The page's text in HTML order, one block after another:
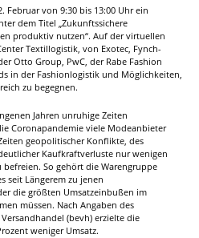
Februar von 9:30 bis 13:00 Uhr ein
dem Titel „Zukunftssichere
produktiv nutzen“. Auf der virtuellen
Textillogistik, von Exotec, Fynch-
Otto Group, PwC, der Rabe Fashion
in der Fashionlogistik und Möglichkeiten,
zu begegnen.
Jahren unruhige Zeiten
Coronapandemie viele Modeanbieter
geopolitischer Konflikte, des
Kaufkraftverluste nur wenigen
befreien. So gehört die Warengruppe
seit Längerem zu jenen
die größten Umsatzeinbußen im
müssen. Nach Angaben des
(bevh) erzielte die
weniger Umsatz.